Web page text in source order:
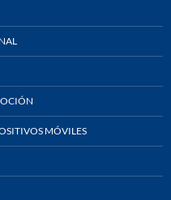
MÓVILES